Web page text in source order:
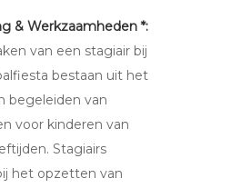
& Werkzaamheden *:
van een stagiair bij
bestaan uit het
begeleiden van
voor kinderen van
Stagiairs
het opzetten van